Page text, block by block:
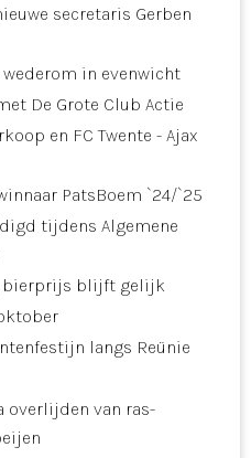
secretaris Gerben
wederom in evenwicht
De Grote Club Actie
en FC Twente - Ajax
PatsBoem `24/`25
tijdens Algemene
bierprijs blijft gelijk
langs Reünie
overlijden van ras-